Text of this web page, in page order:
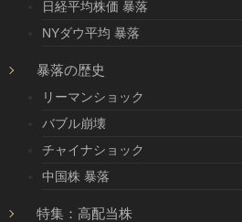
日経平均株価 暴落
NYダウ平均 暴落
暴落の歴史
リーマンショック
バブル崩壊
チャイナショック
中国株 暴落
特集：高配当株